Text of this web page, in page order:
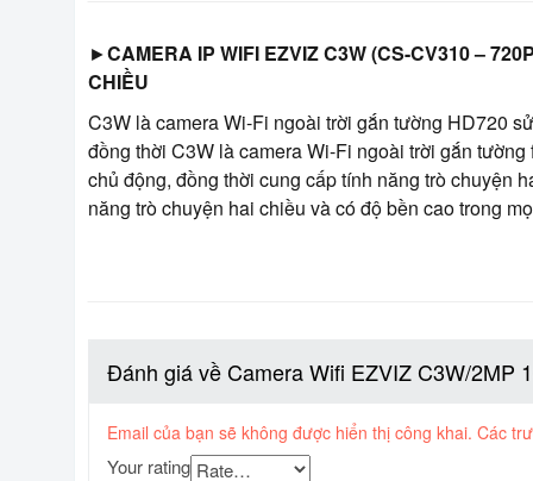
►CAMERA IP WIFI EZVIZ C3W (CS-CV310 –
CHIỀU
C3W là camera Wi-Fi ngoài trời gắn tường HD720
đồng thời C3W là camera Wi-Fi ngoài trời gắn
chủ động, đồng thời cung cấp tính năng trò chuyện
năng trò chuyện hai chiều và có độ bền cao trong
Đánh giá về Camera Wifi EZVIZ C3W/2MP
Email của bạn sẽ không được hiển thị công khai. Các
Your rating